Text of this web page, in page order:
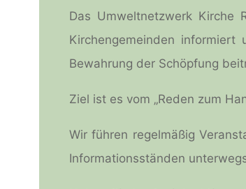
Das Umweltnetzwerk Kirche
Kirchengemeinden
Bewahrung der Schöpfung
Ziel ist es vom „Reden zum
Wir führen regelmäßig
Informationsständen